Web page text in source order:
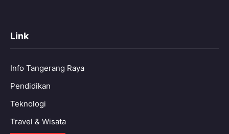
Link
Info Tangerang Raya
Pendidikan
Teknologi
Travel & Wisata